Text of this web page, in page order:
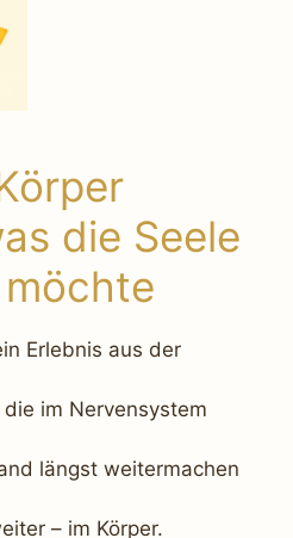
die Seele
Erlebnis aus der
im Nervensystem
längst weitermachen
– im Körper.